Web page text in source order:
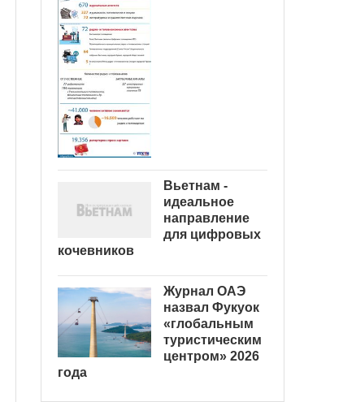
Вьетнам -
идеальное
направление
для цифровых
кочевников
Журнал ОАЭ
назвал Фукуок
«глобальным
туристическим
центром» 2026
года